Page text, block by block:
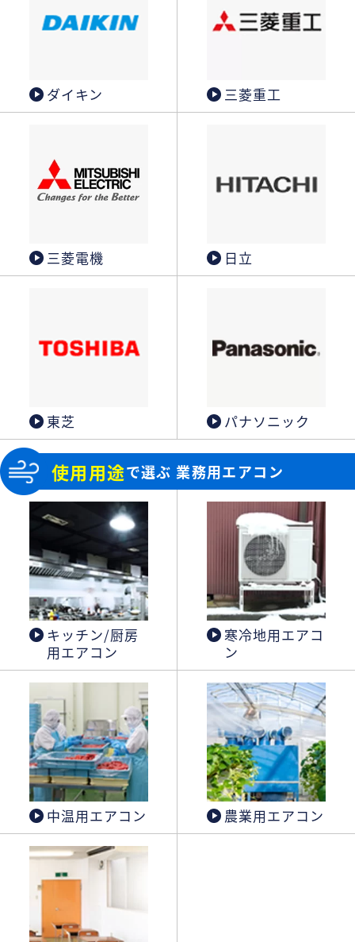
ダイキン 三菱重工
三菱電機 日立
東芝 パナソニック
使用用途で選ぶ 業務用エアコン
キッチン/厨房
用エアコン
寒冷地用エアコ
ン
中温用エアコン 農業用エアコン